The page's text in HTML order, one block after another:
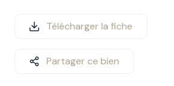
ESTIMER
NOTRE
Télécharger la fiche
Partager ce bien